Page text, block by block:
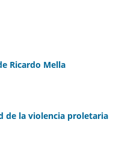
Ricardo Mella
de la violencia proletaria